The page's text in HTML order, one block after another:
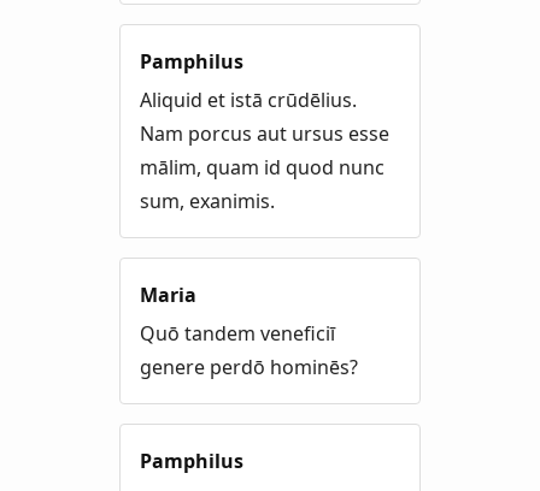
Pamphilus
Aliquid et istā crūdēlius.
Nam porcus aut ursus esse
mālim, quam id quod nunc
sum, exanimis.
Maria
Quō tandem veneficiī
genere perdō hominēs?
Pamphilus